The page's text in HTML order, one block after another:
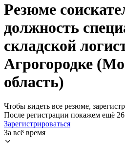
Резюме
должность
складской
Агрогородке
область)
Чтобы видеть все резюме,
После регистрации покажем ещё
Зарегистрироваться
За всё время